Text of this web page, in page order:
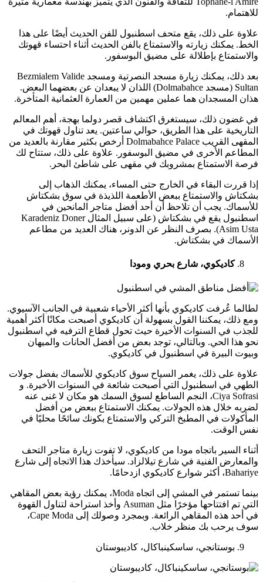
للاهتمام.
علاوة على ذلك، يقع متحف اسطنبول للفن الحديث أيضًا على هذا
الخط. يمكنك زيارته والاستمتاع بالفن الحديث أثناء احتساء قهوتك
والاستمتاع بإطلالة على مضيق البوسفور.
بعد ذلك، يمكنك زيارة مسجد النصرتية ومسجد Bezmialem Valide
Sultan (مسجد Dolmabahce) اللذان لا يبعدان عن بعضهما البعض.
هذان المسجدان هما عملين مهمين من العمارة العثمانية المتأخرة.
في غضون ذلك، سيستغرق اكتشاف قصر دولما بهجة، أهم المعالم
التاريخية على هذا الطريق، حوالي ساعتين. يعد تناول قهوتك في
المقهى القريب Dolmabahce Palace أرخص بكثير مقارنة بالعديد من
المطاعم الأخرى في مضيق البوسفور. علاوة على ذلك، ستتاح لك
فرصة الاستمتاع بمشروبك في مقهى على شاطئ البحر.
إذا قررت البقاء في الخارج حتى المساء، يمكنك الذهاب إلى
بشكتاش والاستمتاع ببعض الأطعمة اللذيذة في سوق بشكتاش
للأسماك. يجب أن تلاحظ أن أحد أفضل متاجر المانحين في
اسطنبول يقع في بشكتاش (على سبيل المثال Karadeniz Doner
Asim Usta). بصرف النظر عن الدونر، هناك العديد من مطاعم
الأسماك في بشكتاش.
كاديكوي، شارع بحري ومودا
لطالما عُرفت كاديكوي بأنها أكثر الأحياء شعبية في الجانب الآسيوي.
ومع ذلك، يمكننا القول بسهولة أن كاديكوي أصبحت مكانًا أكثر أهمية
للجذب في السنوات الأخيرة حيث تحول قطاع الترفيه في اسطنبول
نحو هذا الحي. وبالتالي، توجد بعض من أفضل الحانات والميهان
وبيوت البيرة في اسطنبول في كاديكوي.
علاوة على ذلك، يغمر السياح سوق كاديكوي للأسماك بفضل جولات
الطهي في اسطنبول التي أصبحت شائعة في السنوات الأخيرة. و
Ciya Sofrasi، النجم الساطع لسوق السمك هو مكان لا غنى عنه
لضربه خلال هذه الجولات. يمكنك الاستمتاع ببعض من أفضل
المأكولات في المطبخ التركي والاستمتاع بكونك سائحًا محليًا في
نفس الوقت.
أثناء السير باتجاه مودا من كاديكوي، لا تفوت زيارة متاجر التحف
والمعارض الفنية في شارع تيلالزاد. سيأخذك هذا الاتجاه إلى شارع
Bahariye، أكثر شوارع كاديكوي ازدحامًا.
بينما تستمر في المشي إلى اتجاه Moda، يمكنك رؤية بعض المقاهي
التي تم افتتاحها مؤخرًا مثل Asuman وأخذ استراحة لتناول القهوة
في أحد هذه المقاهي الرائعة. وبمجرد وصولك إلى Cape Moda،
سوف يرحب بك منظر خلاب.
بوستانجي، ساسكينباكال، كاديبوستان